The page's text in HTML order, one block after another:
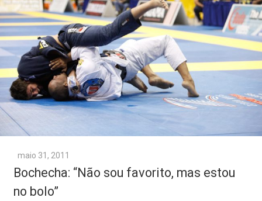
maio 31, 2011
Bochecha: “Não sou favorito, mas estou
no bolo”